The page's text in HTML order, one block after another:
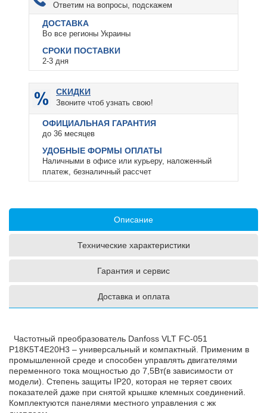
Ответим на вопросы, подскажем
ДОСТАВКА
Во все регионы Украины
СРОКИ ПОСТАВКИ
2-3 дня
СКИДКИ
Звоните чтоб узнать свою!
ОФИЦИАЛЬНАЯ ГАРАНТИЯ
до 36 месяцев
УДОБНЫЕ ФОРМЫ ОПЛАТЫ
Наличными в офисе или курьеру, наложенный
платеж, безналичный рассчет
Описание
Технические характеристики
Гарантия и сервис
Доставка и оплата
Частотный преобразователь Danfoss VLT FC-051
P18K5T4E20H3 – универсальный и компактный. Применим в
промышленной среде и способен управлять двигателями
переменного тока мощностью до 7,5Вт(в зависимости от
модели). Степень защиты IP20, которая не теряет своих
показателей даже при снятой крышке клемных соединений.
Комплектуются панелями местного управления с жк